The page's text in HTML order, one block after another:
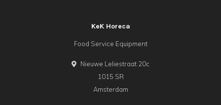
KeK Horeca
Food Service Equipment
Nieuwe Leliestraat 20c
1015 SR
Amsterdam